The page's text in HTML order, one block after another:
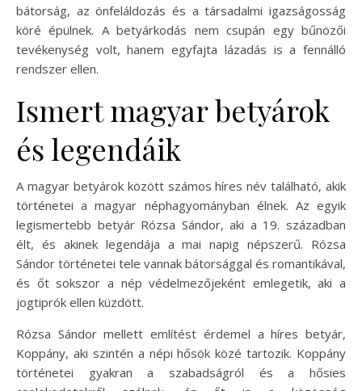
bátorság, az önfeláldozás és a társadalmi igazságosság
köré épülnek. A betyárkodás nem csupán egy bűnözői
tevékenység volt, hanem egyfajta lázadás is a fennálló
rendszer ellen.
Ismert magyar betyárok
és legendáik
A magyar betyárok között számos híres név található, akik
történetei a magyar néphagyományban élnek. Az egyik
legismertebb betyár Rózsa Sándor, aki a 19. században
élt, és akinek legendája a mai napig népszerű. Rózsa
Sándor történetei tele vannak bátorsággal és romantikával,
és őt sokszor a nép védelmezőjeként emlegetik, aki a
jogtiprók ellen küzdött.
Rózsa Sándor mellett említést érdemel a híres betyár,
Koppány, aki szintén a népi hősök közé tartozik. Koppány
történetei gyakran a szabadságról és a hősies